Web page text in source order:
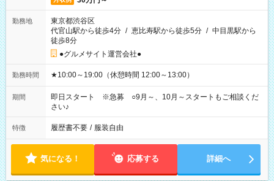
勤務地
東京都渋谷区
代官山駅から徒歩4分 / 恵比寿駅から徒歩5分 / 中目黒駅から
徒歩8分
●グルメサイト運営会社●
勤務時間 ★10:00～19:00（休憩時間 12:00～13:00）
期間
即日スタート ※急募 ○9月～、10月～スタートもご相談くだ
さい♪
特徴 履歴書不要 / 服装自由
気になる！ 応募する 詳細へ